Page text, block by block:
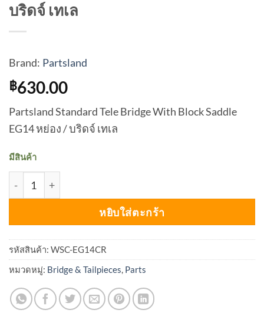
บริดจ์ เทเล
Brand: Partsland
฿630.00
Partsland Standard Tele Bridge With Block Saddle
EG14 หย่อง / บริดจ์ เทเล
มีสินค้า
จำนวน Partsland EG14 Standard Tele Bridge With Block
หยิบใส่ตะกร้า
รหัสสินค้า: WSC-EG14CR
หมวดหมู่: Bridge & Tailpieces, Parts